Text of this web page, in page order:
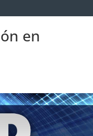
en